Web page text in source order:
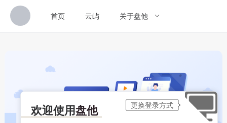
首页 云屿 关于盘他
欢迎使用盘他